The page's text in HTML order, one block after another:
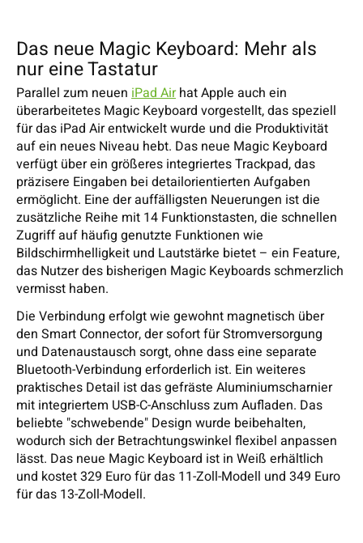
Das neue Magic Keyboard: Mehr als
nur eine Tastatur
Parallel zum neuen iPad Airhat Apple auch ein
überarbeitetes Magic Keyboard vorgestellt, das speziell
für das iPad Air entwickelt wurde und die Produktivität
auf ein neues Niveau hebt. Das neue Magic Keyboard
verfügt über ein größeres integriertes Trackpad, das
präzisere Eingaben bei detailorientierten Aufgaben
ermöglicht. Eine der auffälligsten Neuerungen ist die
zusätzliche Reihe mit 14 Funktionstasten, die schnellen
Zugriff auf häufig genutzte Funktionen wie
Bildschirmhelligkeit und Lautstärke bietet – ein Feature,
das Nutzer des bisherigen Magic Keyboards schmerzlich
vermisst haben.
Die Verbindung erfolgt wie gewohnt magnetisch über
den Smart Connector, der sofort für Stromversorgung
und Datenaustausch sorgt, ohne dass eine separate
Bluetooth-Verbindung erforderlich ist. Ein weiteres
praktisches Detail ist das gefräste Aluminiumscharnier
mit integriertem USB-C-Anschluss zum Aufladen. Das
beliebte "schwebende" Design wurde beibehalten,
wodurch sich der Betrachtungswinkel flexibel anpassen
lässt. Das neue Magic Keyboard ist in Weiß erhältlich
und kostet 329 Euro für das 11-Zoll-Modell und 349 Euro
für das 13-Zoll-Modell.